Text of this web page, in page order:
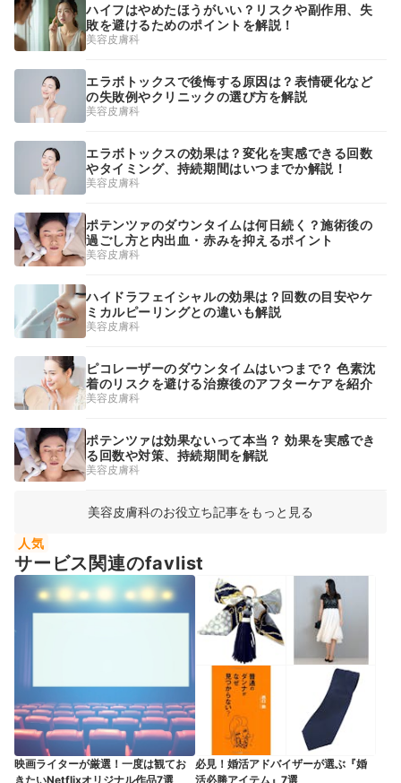
ハイフはやめたほうがいい？リスクや副作用、失
敗を避けるためのポイントを解説！
美容皮膚科
エラボトックスで後悔する原因は？表情硬化など
の失敗例やクリニックの選び方を解説
美容皮膚科
エラボトックスの効果は？変化を実感できる回数
やタイミング、持続期間はいつまでか解説！
美容皮膚科
ポテンツァのダウンタイムは何日続く？施術後の
過ごし方と内出血・赤みを抑えるポイント
美容皮膚科
ハイドラフェイシャルの効果は？回数の目安やケ
ミカルピーリングとの違いも解説
美容皮膚科
ピコレーザーのダウンタイムはいつまで？ 色素沈
着のリスクを避ける治療後のアフターケアを紹介
美容皮膚科
ポテンツァは効果ないって本当？ 効果を実感でき
る回数や対策、持続期間を解説
美容皮膚科
美容皮膚科のお役立ち記事をもっと見る
人気
サービス関連のfavlist
映画ライターが厳選！一度は観てお
きたいNetflixオリジナル作品7選
必見！婚活アドバイザーが選ぶ『婚
活必勝アイテム』7選